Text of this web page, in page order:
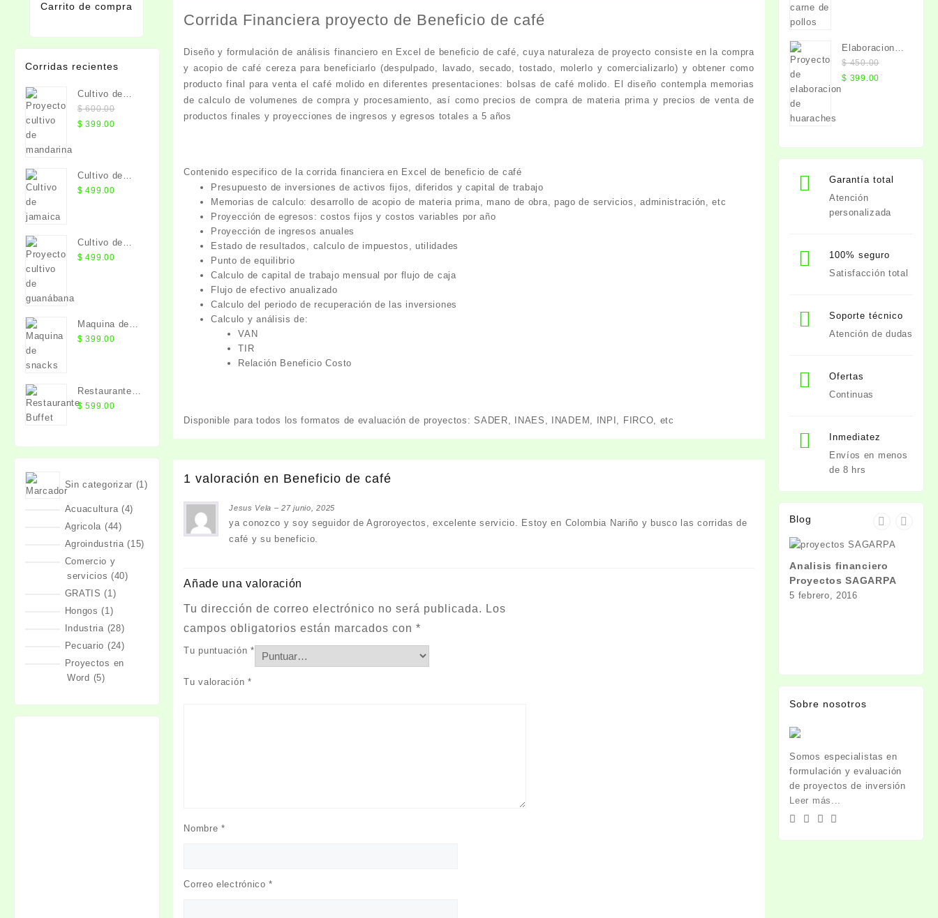
Carrito de compra
Corridas recientes
Cultivo de
Mandarina
$600.00
El
$ 600.00.
$ 399.00El
$ 399.00.
Cultivo de
jamaica
$ 499.00
Cultivo de
Guanábana
$ 499.00
Maquina de
Snacks
$ 399.00
Restaurante
Buffet
$ 599.00
Sin categorizar 1
1
producto
Acuacultura
44
Agricola 4444
productos
Agroindustria 1515
Comercio y
servicios
4040
GRATIS 11
producto
Hongos 11
producto
Industria 2828
productos
Pecuario 2424
productos
Proyectos en
Word
55
Corrida Financiera proyecto de Beneficio de café
Diseño y formulación de análisis financiero en Excel de beneficio de café, cuya naturaleza de proyecto consiste en la compra
y acopio de café cereza para beneficiarlo (despulpado, lavado, secado, tostado, molerlo y comercializarlo) y obtener como
producto final para venta el café molido en diferentes presentaciones: bolsas de café molido. El diseño contempla memorias
de calculo de volumenes de compra y procesamiento, así como precios de compra de materia prima y precios de venta de
productos finales y proyecciones de ingresos y egresos totales a 5 años
Contenido especifico de la corrida financiera en Excel de beneficio de café
Presupuesto de inversiones de activos fijos, diferidos y capital de trabajo
Memorias de calculo: desarrollo de acopio de materia prima, mano de obra, pago de servicios, administración, etc
Proyección de egresos: costos fijos y costos variables por año
Proyección de ingresos anuales
Estado de resultados, calculo de impuestos, utilidades
Punto de equilibrio
Calculo de capital de trabajo mensual por flujo de caja
Flujo de efectivo anualizado
Calculo del periodo de recuperación de las inversiones
Calculo y análisis de:
VAN
TIR
Relación Beneficio Costo
Disponible para todos los formatos de evaluación de proyectos: SADER, INAES, INADEM, INPI, FIRCO, etc
1 valoración en Beneficio de café
Jesus Vela – 27 junio, 2025
ya conozco y soy seguidor de Agroroyectos, excelente servicio. Estoy en Colombia Nariño y busco las corridas de
café y su beneficio.
Añade una valoración
Tu dirección de correo electrónico no será publicada. Los
campos obligatorios están marcados con*
Tu puntuación *
Tu valoración *
Nombre*
Correo electrónico*
Elaboracion
de Huaraches
$450.00
El
$ 399.00El
Garantía total
Atención
personalizada
100% seguro
Satisfacción total
Soporte técnico
Atención de dudas
Ofertas
Continuas
Inmediatez
Envíos en menos
de 8 hrs
Blog
Analisis financiero
Proyectos SAGARPA
5 febrero, 2016
Sobre nosotros
Somos especialistas en
formulación y evaluación
de proyectos de inversión
Leer más...